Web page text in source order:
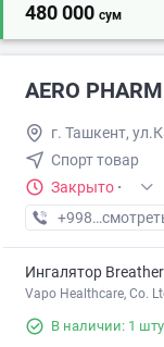
480 000 сум
AERO
г. Ташкент,
Спорт товар
Закрыто ·
+998 (70) XXX-
Ингалятор
Vapo Healthcare, Co.
В наличии: 1